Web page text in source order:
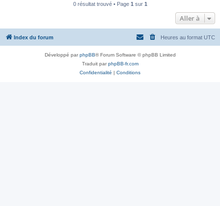
c
e
0 résultat trouvé • Page 1 sur 1
Aller à
Index du forum Heures au format UTC
Développé parphpBB® Forum Software © phpBB Limited
Traduit parphpBB-fr.com
Confidentialité | Conditions